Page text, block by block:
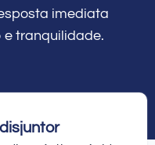
imediata
tranquilidade.